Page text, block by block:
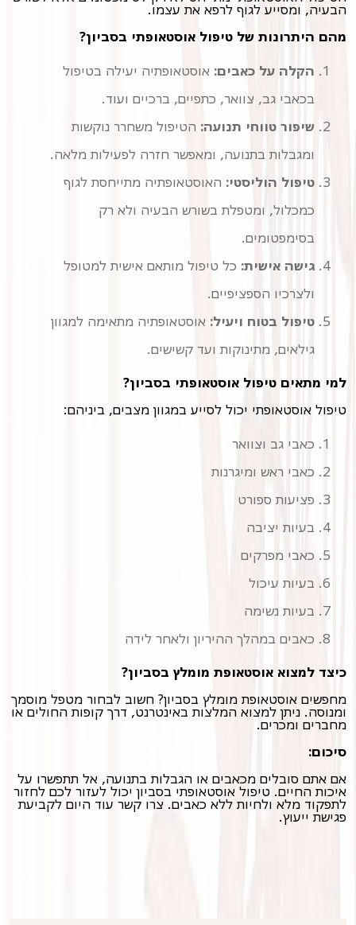
הבעיה, ומסייע לגוף לרפא את עצמו.
מהם היתרונות של טיפול אוסטאופתי בסביון?
הקלה על כאבים: אוסטאופתיה יעילה בטיפול
בכאבי גב, צוואר, כתפיים, ברכיים ועוד.
שיפור טווחי תנועה: הטיפול משחרר נוקשות
ומגבלות בתנועה, ומאפשר חזרה לפעילות מלאה.
טיפול הוליסטי: האוסטאופתיה מתייחסת לגוף
כמכלול, ומטפלת בשורש הבעיה ולא רק
בסימפטומים.
גישה אישית: כל טיפול מותאם אישית למטופל
ולצרכיו הספציפיים.
טיפול בטוח ויעיל: אוסטאופתיה מתאימה למגוון
גילאים, מתינוקות ועד קשישים.
למי מתאים טיפול אוסטאופתי בסביון?
טיפול אוסטאופתי יכול לסייע במגוון מצבים, ביניהם:
כאבי גב וצוואר
כאבי ראש ומיגרנות
פציעות ספורט
בעיות יציבה
כאבי מפרקים
בעיות עיכול
בעיות נשימה
כאבים במהלך ההיריון ולאחר לידה
כיצד למצוא אוסטאופת מומלץ בסביון?
מחפשים אוסטאופת מומלץ בסביון? חשוב לבחור מטפל מוסמך
ומנוסה. ניתן למצוא המלצות באינטרנט, דרך קופות החולים או
מחברים ומכרים.
סיכום:
אם אתם סובלים מכאבים או הגבלות בתנועה, אל תתפשרו על
איכות החיים. טיפול אוסטאופתי בסביון יכול לעזור לכם לחזור
לתפקוד מלא ולחיות ללא כאבים. צרו קשר עוד היום לקביעת
פגישת ייעוץ.